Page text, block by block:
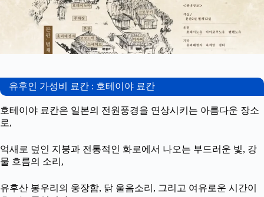
유후인 가성비 료칸 : 호테이야 료칸
호테이야 료칸은 일본의 전원풍경을 연상시키는 아름다운 장소
로,
억새로 덮인 지붕과 전통적인 화로에서 나오는 부드러운 빛, 강
물 흐름의 소리,
유후산 봉우리의 웅장함, 닭 울음소리, 그리고 여유로운 시간이